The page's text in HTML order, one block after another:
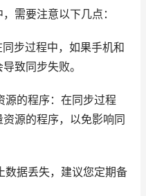
需要注意以下几点：
步过程中，如果手机和
致同步失败。
源的程序：在同步过程
源的程序，以免影响同
数据丢失，建议您定期备